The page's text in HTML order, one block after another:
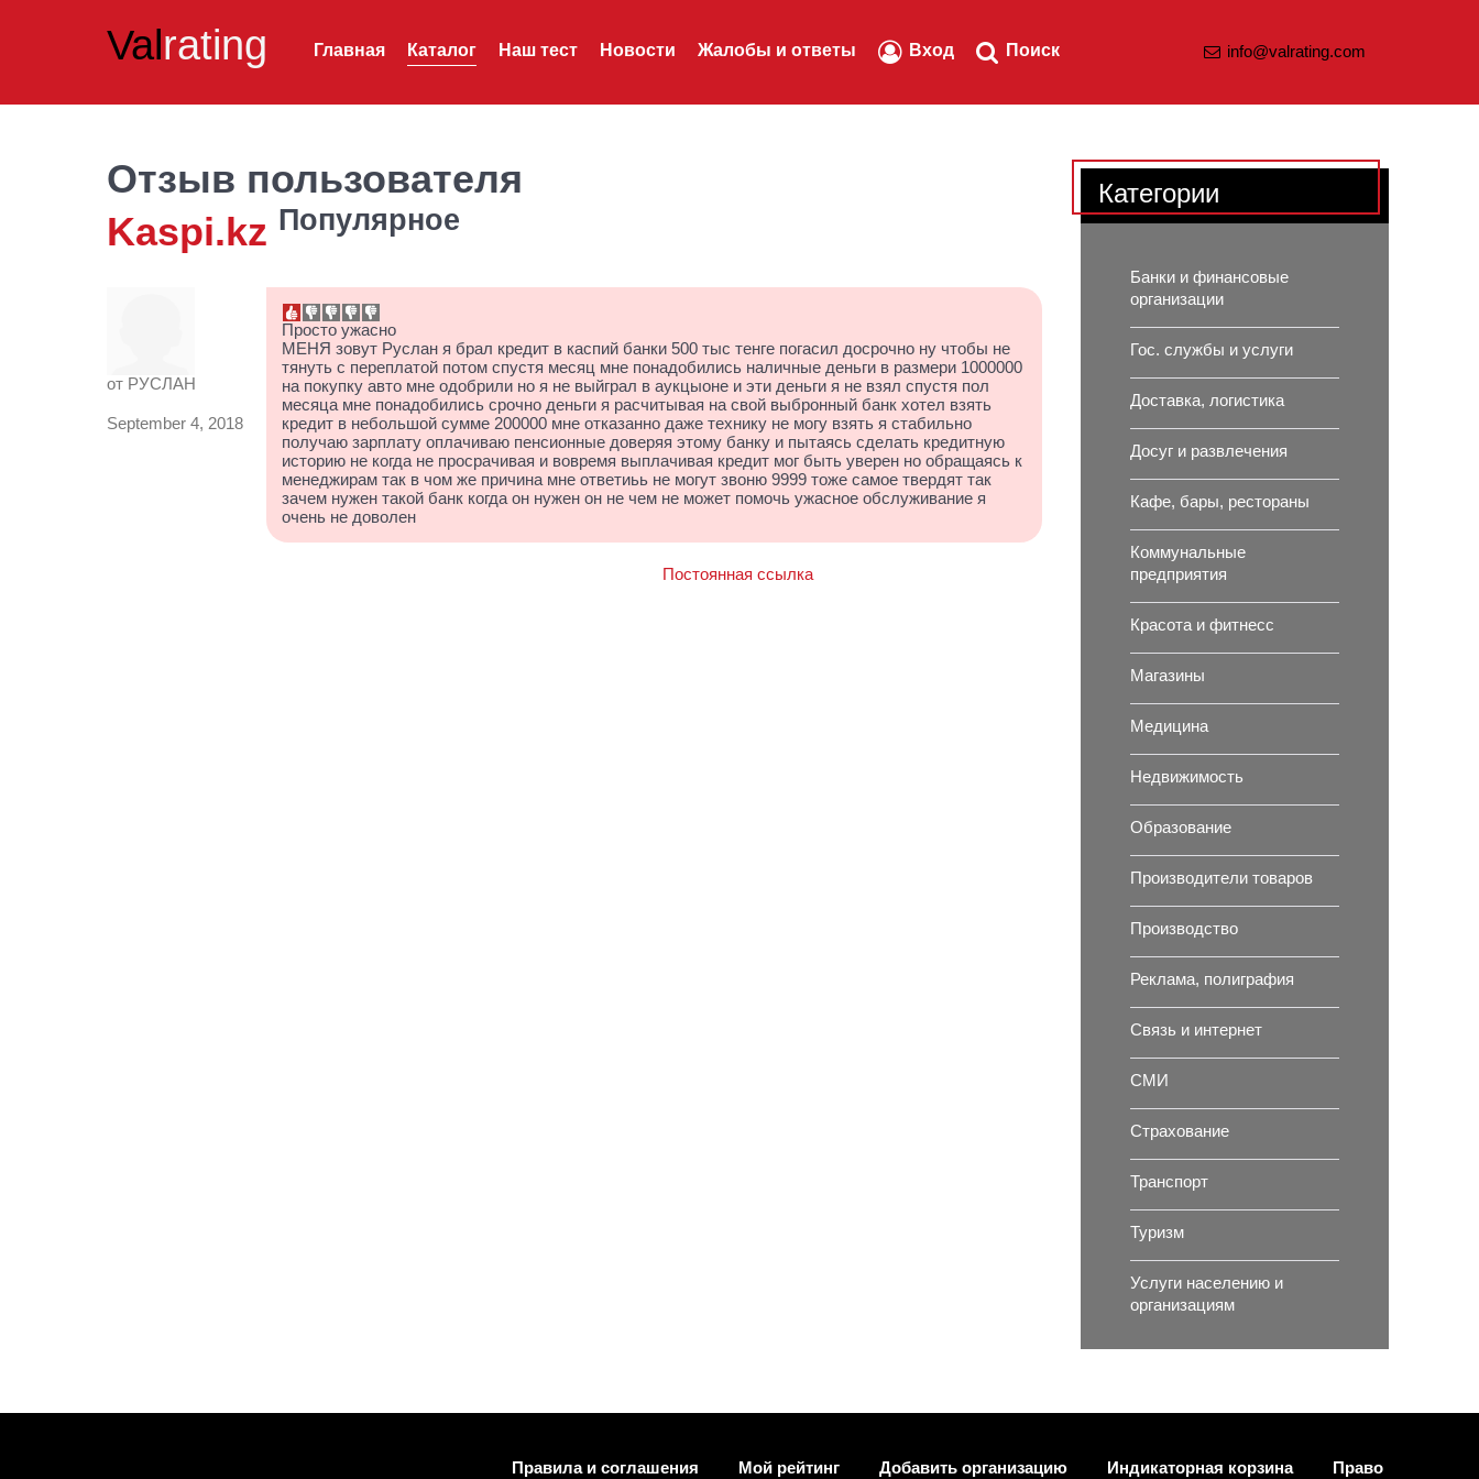
Valrating Главная Каталог Наш тест Новости Жалобы и ответы Вход Поиск info@valrating.com
Отзыв пользователя
Kaspi.kz Популярное
от РУСЛАН
September 4, 2018
Просто ужасно
МЕНЯ зовут Руслан я брал кредит в каспий банки 500 тыс тенге погасил досрочно ну чтобы не
тянуть с переплатой потом спустя месяц мне понадобились наличные деньги в размери 1000000
на покупку авто мне одобрили но я не выйграл в аукцыоне и эти деньги я не взял спустя пол
месяца мне понадобились срочно деньги я расчитывая на свой выбронный банк хотел взять
кредит в небольшой сумме 200000 мне отказанно даже технику не могу взять я стабильно
получаю зарплату оплачиваю пенсионные доверяя этому банку и пытаясь сделать кредитную
историю не когда не просрачивая и вовремя выплачивая кредит мог быть уверен но обращаясь к
менеджирам так в чом же причина мне ответиьь не могут звоню 9999 тоже самое твердят так
зачем нужен такой банк когда он нужен он не чем не может помочь ужасное обслуживание я
очень не доволен
Постоянная ссылка
Категории
Банки и финансовые
организации
Гос. службы и услуги
Доставка, логистика
Досуг и развлечения
Кафе, бары, рестораны
Коммунальные
предприятия
Красота и фитнесс
Магазины
Медицина
Недвижимость
Образование
Производители товаров
Производство
Реклама, полиграфия
Связь и интернет
СМИ
Страхование
Транспорт
Туризм
Услуги населению и
организациям
Правила и соглашения Мой рейтинг Добавить организацию Индикаторная корзина Право